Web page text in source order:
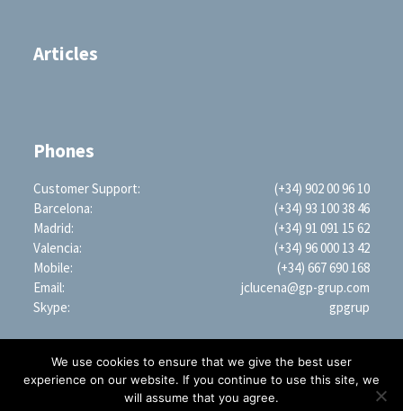
Articles
Phones
Customer Support:
(+34) 902 00 96 10
Barcelona:
(+34) 93 100 38 46
Madrid:
(+34) 91 091 15 62
Valencia:
(+34) 96 000 13 42
Mobile:
(+34) 667 690 168
Email:
jclucena@gp-grup.com
Skype:
gpgrup
PROFESSIONAL SEARCH ENGINE WORLDWIDE (LLC)
We use cookies to ensure that we give the best user
experience on our website. If you continue to use this site, we
will assume that you agree.